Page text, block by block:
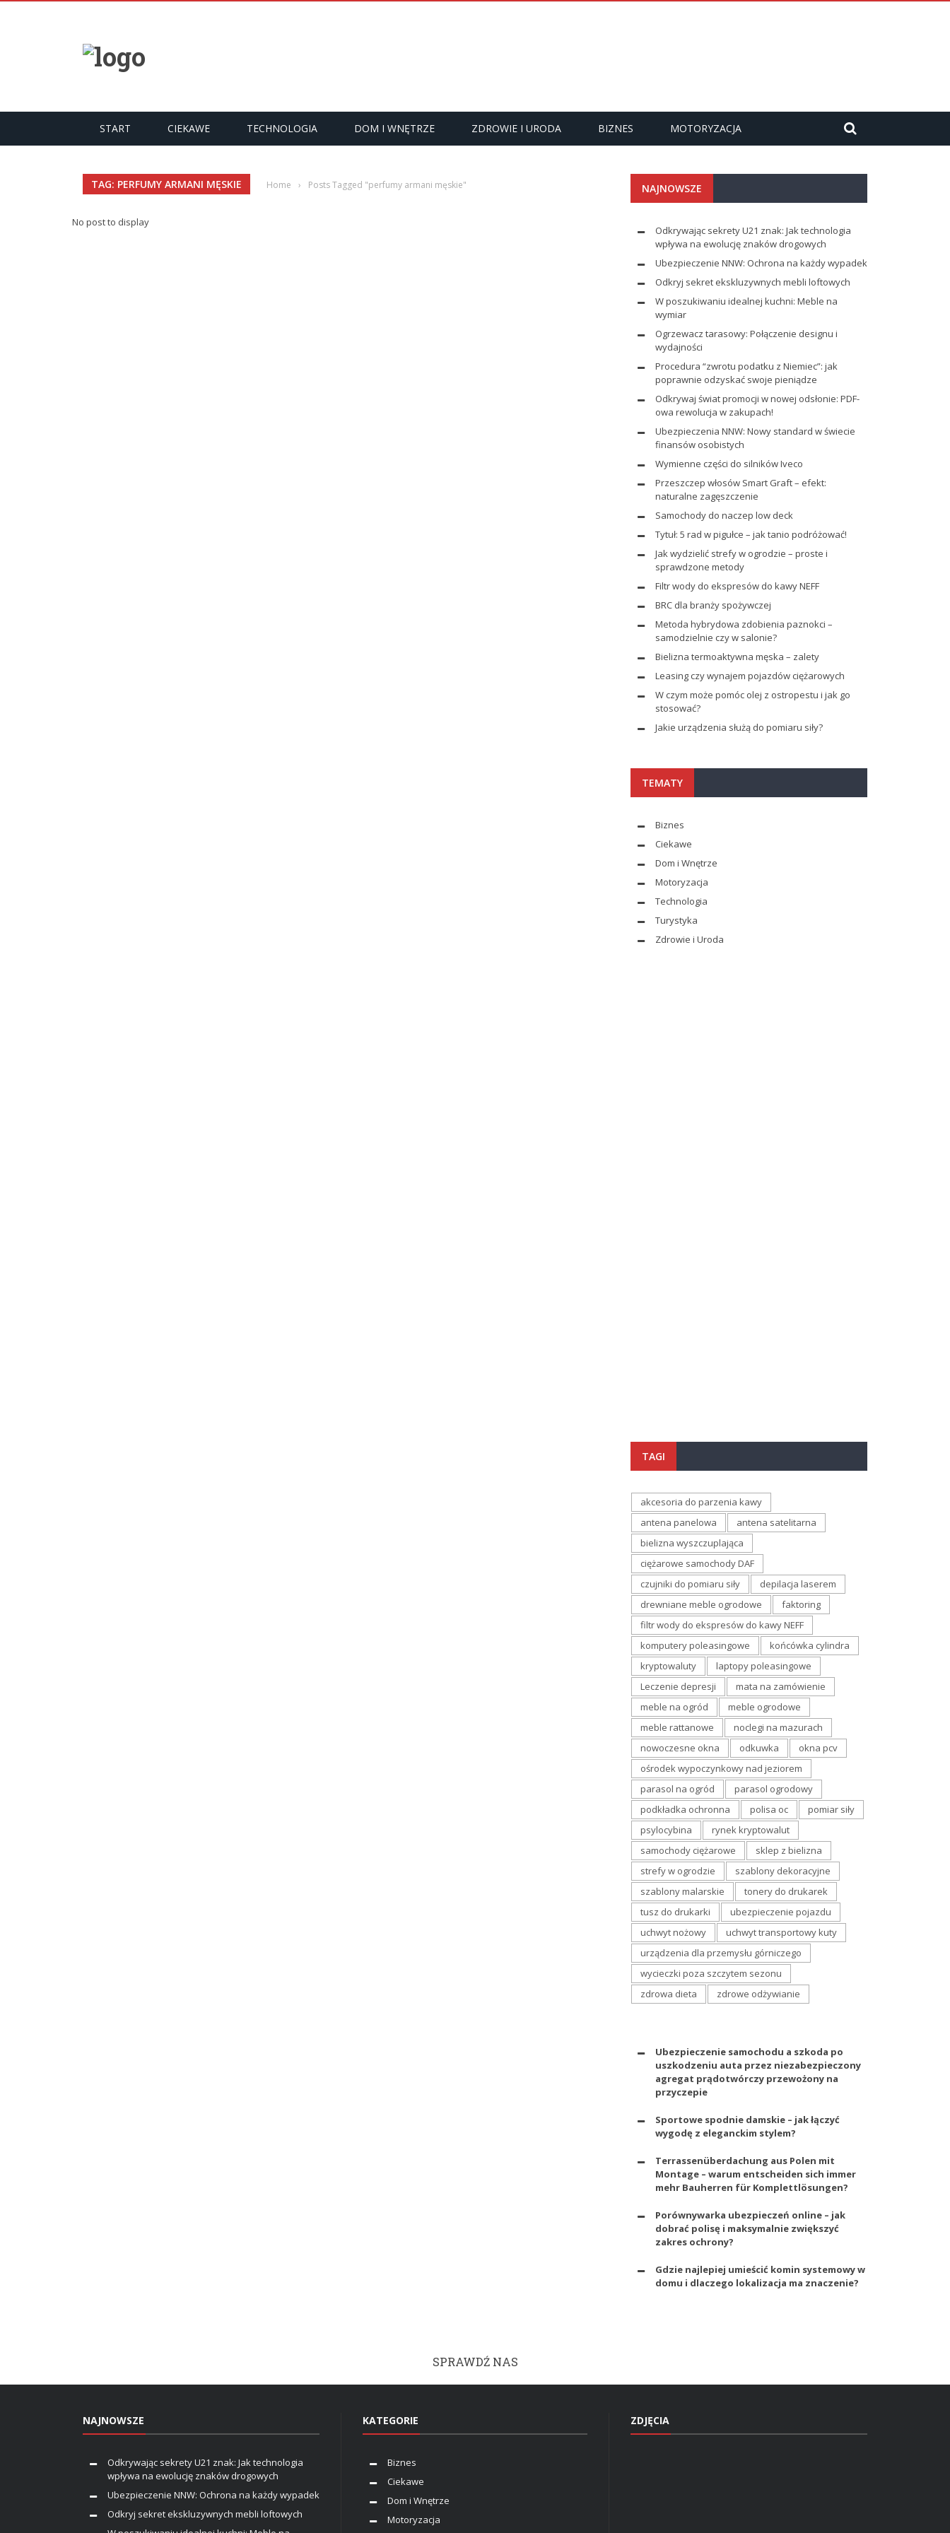
START CIEKAWE TECHNOLOGIA DOM I WNĘTRZE ZDROWIE I URODA BIZNES MOTORYZACJA
TAG: PERFUMY ARMANI MĘSKIE Home › Posts Tagged "perfumy armani męskie"
No post to display
NAJNOWSZE
Odkrywając sekrety U21 znak: Jak technologia
wpływa na ewolucję znaków drogowych
Ubezpieczenie NNW: Ochrona na każdy wypadek
Odkryj sekret ekskluzywnych mebli loftowych
W poszukiwaniu idealnej kuchni: Meble na
wymiar
Ogrzewacz tarasowy: Połączenie designu i
wydajności
Procedura “zwrotu podatku z Niemiec”: jak
poprawnie odzyskać swoje pieniądze
Odkrywaj świat promocji w nowej odsłonie: PDF-
owa rewolucja w zakupach!
Ubezpieczenia NNW: Nowy standard w świecie
finansów osobistych
Wymienne części do silników Iveco
Przeszczep włosów Smart Graft – efekt:
naturalne zagęszczenie
Samochody do naczep low deck
Tytuł: 5 rad w pigułce – jak tanio podróżować!
Jak wydzielić strefy w ogrodzie – proste i
sprawdzone metody
Filtr wody do ekspresów do kawy NEFF
BRC dla branży spożywczej
Metoda hybrydowa zdobienia paznokci –
samodzielnie czy w salonie?
Bielizna termoaktywna męska – zalety
Leasing czy wynajem pojazdów ciężarowych
W czym może pomóc olej z ostropestu i jak go
stosować?
Jakie urządzenia służą do pomiaru siły?
TEMATY
Biznes
Ciekawe
Dom i Wnętrze
Motoryzacja
Technologia
Turystyka
Zdrowie i Uroda
TAGI
akcesoria do parzenia kawy
antena panelowa
antena satelitarna
bielizna wyszczuplająca
ciężarowe samochody DAF
czujniki do pomiaru siły
depilacja laserem
drewniane meble ogrodowe
faktoring
filtr wody do ekspresów do kawy NEFF
komputery poleasingowe
końcówka cylindra
kryptowaluty
laptopy poleasingowe
Leczenie depresji
mata na zamówienie
meble na ogród
meble ogrodowe
meble rattanowe
noclegi na mazurach
nowoczesne okna
odkuwka
okna pcv
ośrodek wypoczynkowy nad jeziorem
parasol na ogród
parasol ogrodowy
podkładka ochronna
polisa oc
pomiar siły
psylocybina
rynek kryptowalut
samochody ciężarowe
sklep z bielizna
strefy w ogrodzie
szablony dekoracyjne
szablony malarskie
tonery do drukarek
tusz do drukarki
ubezpieczenie pojazdu
uchwyt nożowy
uchwyt transportowy kuty
urządzenia dla przemysłu górniczego
wycieczki poza szczytem sezonu
zdrowa dieta
zdrowe odżywianie
Ubezpieczenie samochodu a szkoda po
uszkodzeniu auta przez niezabezpieczony
agregat prądotwórczy przewożony na
przyczepie
Sportowe spodnie damskie – jak łączyć
wygodę z eleganckim stylem?
Terrassenüberdachung aus Polen mit
Montage – warum entscheiden sich immer
mehr Bauherren für Komplettlösungen?
Porównywarka ubezpieczeń online – jak
dobrać polisę i maksymalnie zwiększyć
zakres ochrony?
Gdzie najlepiej umieścić komin systemowy w
domu i dlaczego lokalizacja ma znaczenie?
SPRAWDŹ NAS
NAJNOWSZE
Odkrywając sekrety U21 znak: Jak technologia
wpływa na ewolucję znaków drogowych
Ubezpieczenie NNW: Ochrona na każdy wypadek
Odkryj sekret ekskluzywnych mebli loftowych
KATEGORIE
Biznes
Ciekawe
Dom i Wnętrze
Motoryzacja
ZDJĘCIA